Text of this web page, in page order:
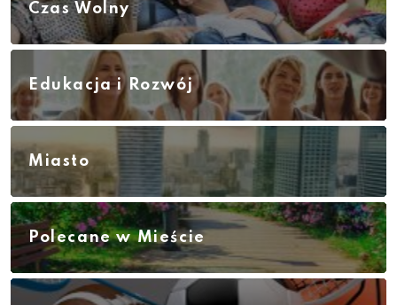
Czas Wolny
Edukacja i Rozwój
Miasto
Polecane w Mieście